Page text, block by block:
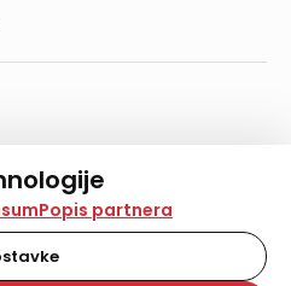
kolačiće i slične
i obradu informacija na
korisničko iskustvo,
te prikazujemo sadržaje i
Popis partnera